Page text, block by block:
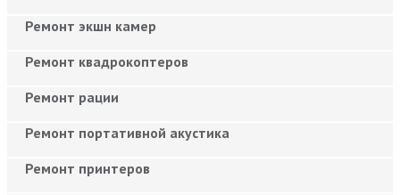
Ремонт экшн камер
Ремонт квадрокоптеров
Ремонт рации
Ремонт портативной акустика
Ремонт принтеров